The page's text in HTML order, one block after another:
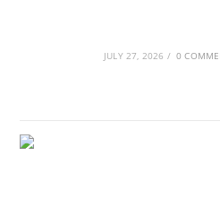
JULY 27, 2026 / 0